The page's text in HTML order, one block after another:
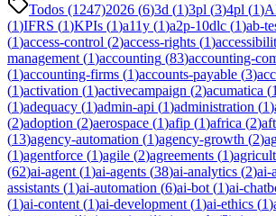
Todos (1247)2026 (6)3d (1)3pl (3)4pl (1)
(1)IFRS (1)KPIs (1)a11y (1)a2p-10dlc (1)ab-
(1)access-control (2)access-rights (1)
management (1)accounting (83)accounting-
(1)accounting-firms (1)accounts-payable (3)
(1)activation (1)activecampaign (2)acumatica (1
(1)adequacy (1)admin-api (1)administration (1)
(2)adoption (2)aerospace (1)afip (1)africa (2)
(13)agency-automation (1)agency-growth (2)
(1)agentforce (1)agile (2)agreements (1)
(62)ai-agent (1)ai-agents (38)ai-analytics (2)ai-
assistants (1)ai-automation (6)ai-bot (1)ai-
(1)ai-content (1)ai-development (1)ai-ethics (1)